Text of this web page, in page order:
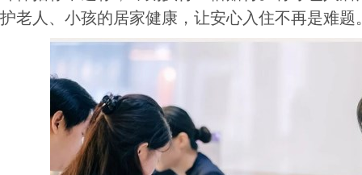
护老人、小孩的居家健康，让安心入住不再是难题